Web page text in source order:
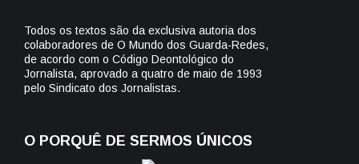
Todos os textos são da exclusiva autoria dos
colaboradores de O Mundo dos Guarda-Redes,
de acordo com o Código Deontológico do
Jornalista, aprovado a quatro de maio de 1993
pelo Sindicato dos Jornalistas.
O PORQUÊ DE SERMOS ÚNICOS